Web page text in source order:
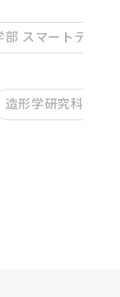
部 スマートデザイ
造形学研究科 デザ